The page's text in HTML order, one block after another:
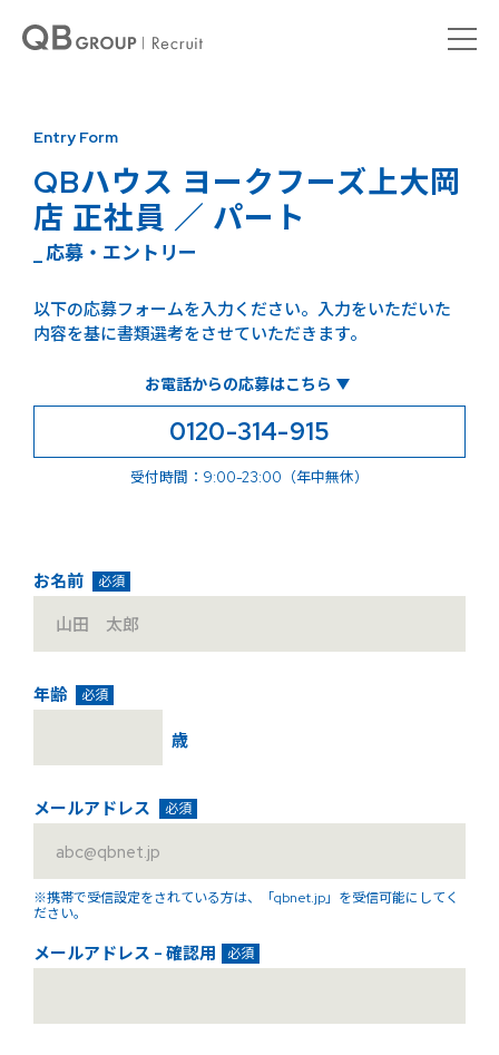
Entry Form
QBハウス ヨークフーズ上大岡
店 正社員 ／ パート
_ 応募・エントリー
以下の応募フォームを入力ください。入力をいただいた
内容を基に書類選考をさせていただきます。
お電話からの応募はこちら
0120-314-915
受付時間：9:00-23:00（年中無休）
お名前 必須
年齢 必須
歳
メールアドレス 必須
※携帯で受信設定をされている方は、「qbnet.jp」を受信可能にしてく
ださい。
メールアドレス - 確認用 必須